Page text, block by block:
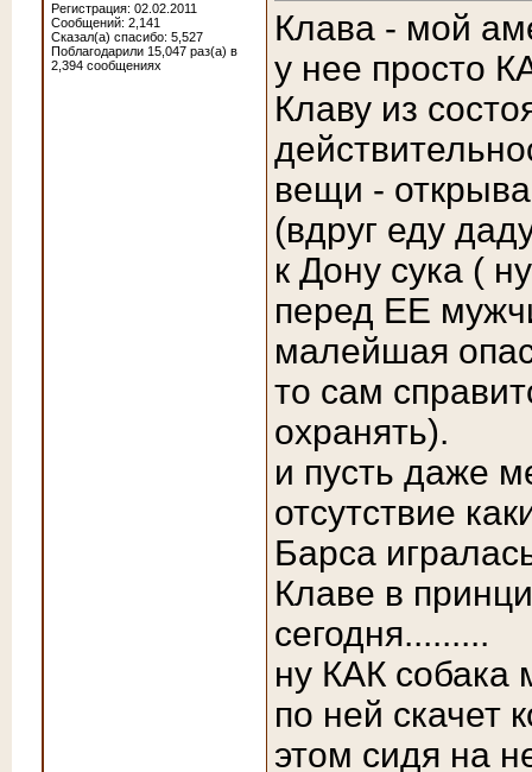
Регистрация: 02.02.2011
Сообщений: 2,141
Сказал(а) спасибо: 5,527
Поблагодарили 15,047 раз(а) в
2,394 сообщениях
Клава - мой
у нее просто
Клаву из
вещи -
(вдруг еду
к Дону сука (
перед ЕЕ
малейшая
то сам
охранять).
и пусть даже
отсутствие
Барса
Клаве в
сегодня.........
ну КАК собака
по ней скачет
этом сидя на